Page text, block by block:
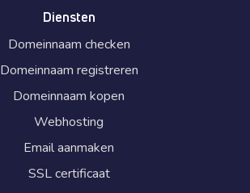
Diensten
Domeinnaam checken
Domeinnaam registreren
Domeinnaam kopen
Webhosting
Email aanmaken
SSL certificaat